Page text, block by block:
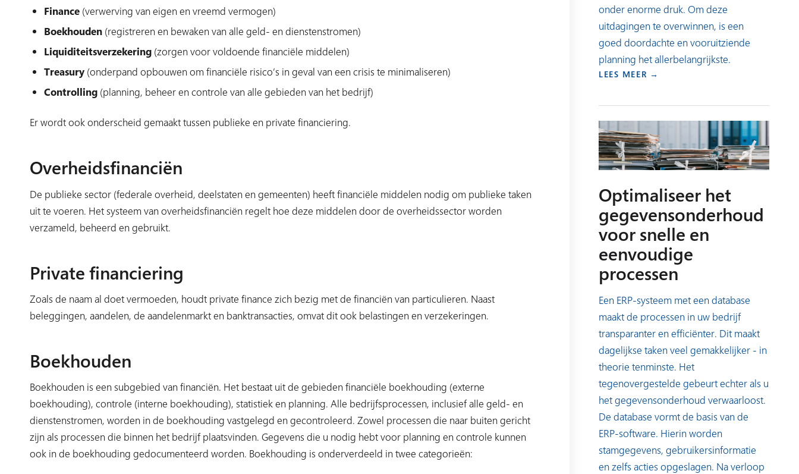
Finance (verwerving van eigen en vreemd vermogen)
Boekhouden (registreren en bewaken van alle geld- en dienstenstromen)
Liquiditeitsverzekering (zorgen voor voldoende financiële middelen)
Treasury (onderpand opbouwen om financiële risico’s in geval van een crisis te minimaliseren)
Controlling (planning, beheer en controle van alle gebieden van het bedrijf)
Er wordt ook onderscheid gemaakt tussen publieke en private financiering.
Overheidsfinanciën
De publieke sector (federale overheid, deelstaten en gemeenten) heeft financiële middelen nodig om publieke taken
uit te voeren. Het systeem van overheidsfinanciën regelt hoe deze middelen door de overheidssector worden
verzameld, beheerd en gebruikt.
Private financiering
Zoals de naam al doet vermoeden, houdt private finance zich bezig met de financiën van particulieren. Naast
beleggingen, aandelen, de aandelenmarkt en banktransacties, omvat dit ook belastingen en verzekeringen.
Boekhouden
Boekhouden is een subgebied van financiën. Het bestaat uit de gebieden financiële boekhouding (externe
boekhouding), controle (interne boekhouding), statistiek en planning. Alle bedrijfsprocessen, inclusief alle geld- en
dienstenstromen, worden in de boekhouding vastgelegd en gecontroleerd. Zowel processen die naar buiten gericht
zijn als processen die binnen het bedrijf plaatsvinden. Gegevens die u nodig hebt voor planning en controle kunnen
ook in de boekhouding gedocumenteerd worden. Boekhouding is onderverdeeld in twee categorieën:
onder enorme druk. Om deze
uitdagingen te overwinnen, is een
goed doordachte en vooruitziende
planning het allerbelangrijkste.
LEES MEER →
Optimaliseer het
gegevensonderhoud
voor snelle en
eenvoudige
processen
Een ERP-systeem met een database
maakt de processen in uw bedrijf
transparanter en efficiënter. Dit maakt
dagelijkse taken veel gemakkelijker - in
theorie tenminste. Het
tegenovergestelde gebeurt echter als u
het gegevensonderhoud verwaarloost.
De database vormt de basis van de
ERP-software. Hierin worden
stamgegevens, gebruikersinformatie
en zelfs acties opgeslagen. Na verloop